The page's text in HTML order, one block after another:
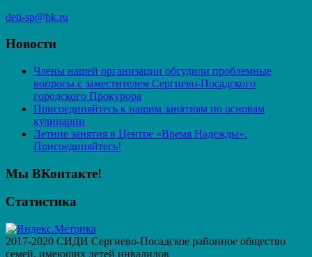
deti-sp@bk.ru
Новости
Члены нашей организации обсудили проблемные
вопросы с заместителем Сергиево-Посадского
городского Прокурора
Присоединяйтесь к нашим занятиям по основам
кулинарии
Летние занятия в Центре «Время Надежды».
Присоединяйтесь!
Мы ВКонтакте!
Статистика
2017-2020 СИДИ Сергиево-Посадское районное общество
семей, имеющих детей инвалидов